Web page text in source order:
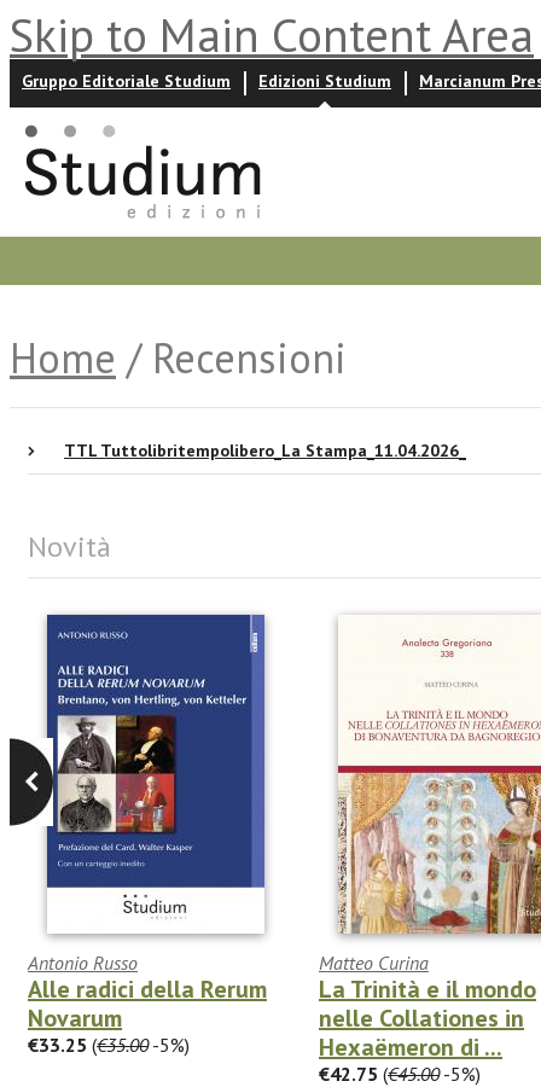
Skip to Main Content Area
Gruppo Editoriale Studium Edizioni Studium Marcianum
Home / Recensioni
TTL Tuttolibritempolibero_La Stampa_11.04.2026_
Novità
Antonio Russo
Alle radici della Rerum
Novarum
€33.25 (€35.00-5%)
Matteo Curina
La Trinità e il mondo
nelle Collationes in
Hexaëmeron di ...
€42.75 (€45.00-5%)